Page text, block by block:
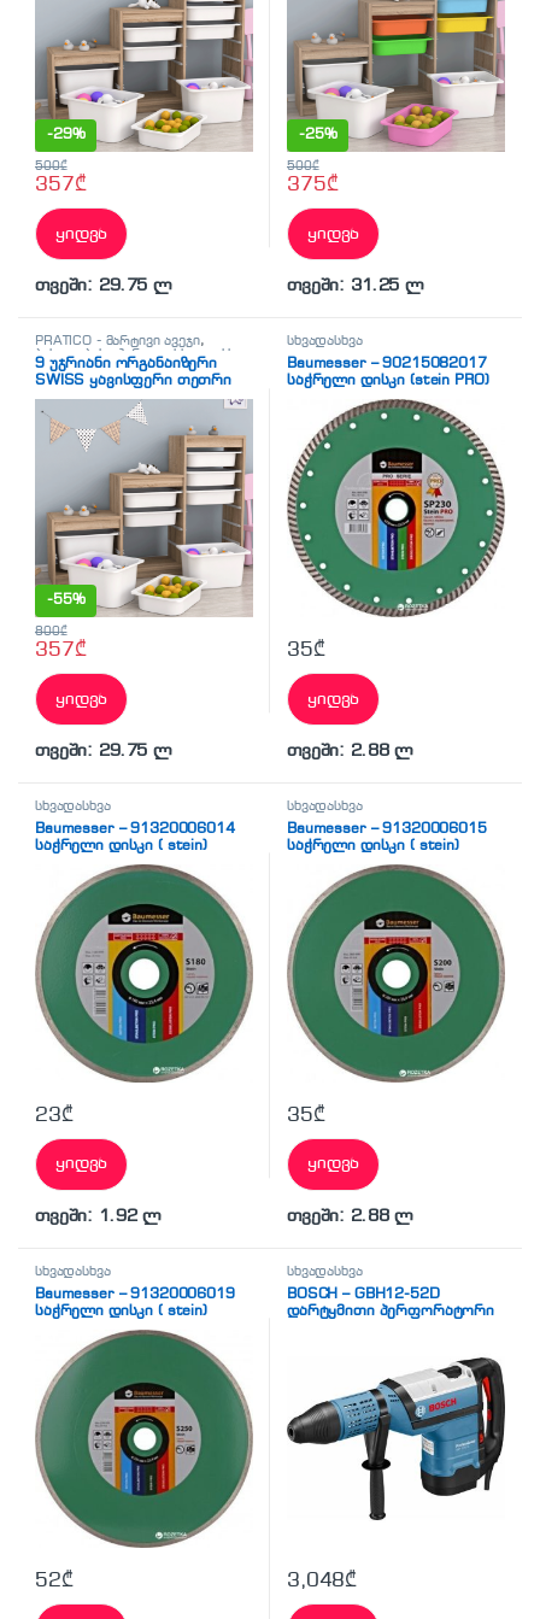
-29%
357₾
500₾
ყიდვა
თვეში: 29.75 ლ
-25%
375₾
500₾
ყიდვა
თვეში: 31.25 ლ
PRATICO - მარტივი ავეჯი,
ბახილების აპარატი ,სხვადასხვა
9 უჯრიანი ორგანაიზერი
SWISS ყავისფერი თეთრი
უჯრებით (130/30/93სმ)
-55%
357₾
800₾
ყიდვა
თვეში: 29.75 ლ
სხვადასხვა
Baumesser – 90215082017
საჭრელი დისკი (stein PRO)
35₾
ყიდვა
თვეში: 2.88 ლ
სხვადასხვა
Baumesser – 91320006014
საჭრელი დისკი ( stein)
23₾
ყიდვა
თვეში: 1.92 ლ
სხვადასხვა
Baumesser – 91320006015
საჭრელი დისკი ( stein)
35₾
ყიდვა
თვეში: 2.88 ლ
სხვადასხვა
Baumesser – 91320006019
საჭრელი დისკი ( stein)
52₾
სხვადასხვა
BOSCH – GBH12-52D
დარტყმითი პერფორატორი
3,048₾